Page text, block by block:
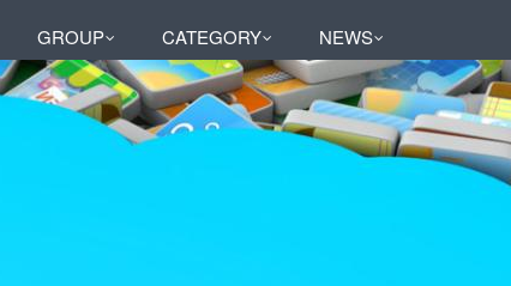
GROUP CATEGORY NEWS